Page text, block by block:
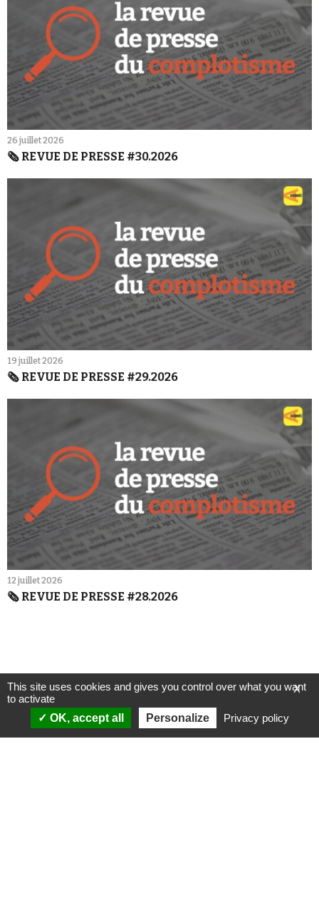
26 juillet 2026
🗞️ REVUE DE PRESSE #30.2026
19 juillet 2026
🗞️ REVUE DE PRESSE #29.2026
12 juillet 2026
🗞️ REVUE DE PRESSE #28.2026
ANALYSES
VIDÉOS
X
This site uses cookies and gives you control over what you want
to activate
OK, accept all
Personalize Privacy policy